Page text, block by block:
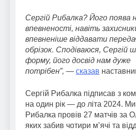
Сергій Рибалка? Його поява
впевненості, навіть
впевненіше віддавати
обрізок. Сподіваюся, Сергій
форму, його досвід нам дуже
потрібен”, — сказав
Сергій Рибалка підписав з
на один рік — до літа 2024.
Рибалка провів 27 матчів за
яких забив чотири м’ячі та